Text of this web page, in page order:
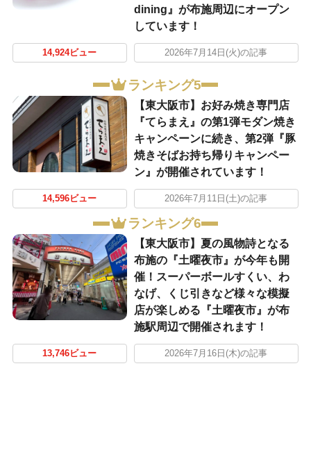
dining』が布施周辺にオープン
しています！
14,924ビュー 2026年7月14日(火)の記事
ランキング5
【東大阪市】お好み焼き専門店
『てらまえ』の第1弾モダン焼き
キャンペーンに続き、第2弾『豚
焼きそばお持ち帰りキャンペー
ン』が開催されています！
14,596ビュー 2026年7月11日(土)の記事
ランキング6
【東大阪市】夏の風物詩となる
布施の『土曜夜市』が今年も開
催！スーパーボールすくい、わ
なげ、くじ引きなど様々な模擬
店が楽しめる『土曜夜市』が布
施駅周辺で開催されます！
13,746ビュー 2026年7月16日(木)の記事